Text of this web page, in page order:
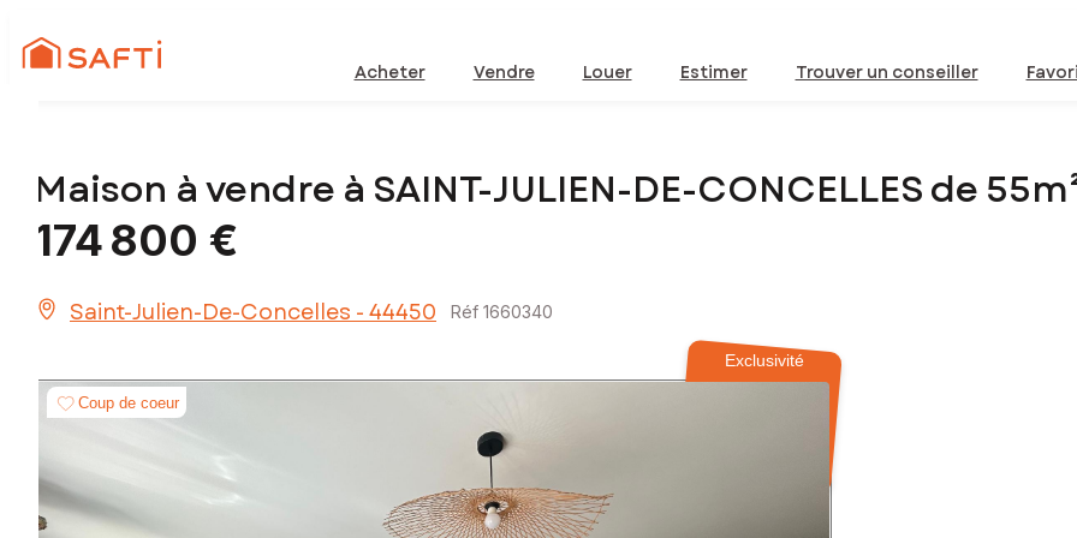
Acheter Vendre Louer Estimer Trouver un conseiller
Maison à vendre à SAINT-JULIEN-DE-CONCELLES de
174 800 €
Saint-Julien-De-Concelles - 44450 Réf 1660340
Exclusivité
Coup de coeur